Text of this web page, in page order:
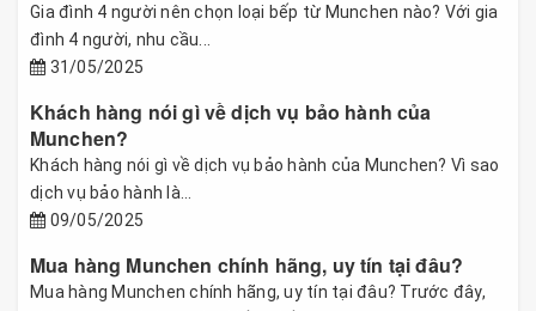
Gia đình 4 người nên chọn loại bếp từ Munchen nào? Với gia
đình 4 người, nhu cầu...
31/05/2025
Khách hàng nói gì về dịch vụ bảo hành của
Munchen?
Khách hàng nói gì về dịch vụ bảo hành của Munchen? Vì sao
dịch vụ bảo hành là...
09/05/2025
Mua hàng Munchen chính hãng, uy tín tại đâu?
Mua hàng Munchen chính hãng, uy tín tại đâu? Trước đây,